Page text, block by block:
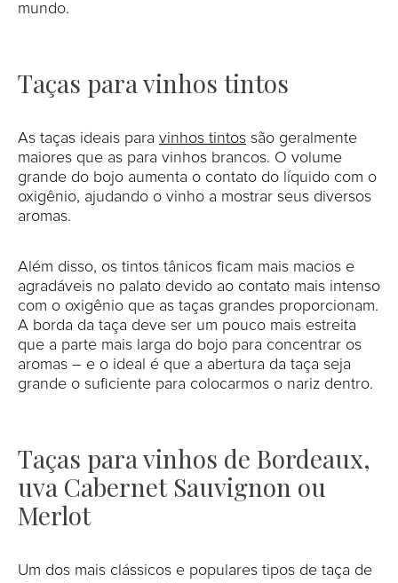
mundo.
Taças para vinhos tintos
As taças ideais para vinhos tintos são geralmente
maiores que as para vinhos brancos. O volume
grande do bojo aumenta o contato do líquido com o
oxigênio, ajudando o vinho a mostrar seus diversos
aromas.
Além disso, os tintos tânicos ficam mais macios e
agradáveis no palato devido ao contato mais intenso
com o oxigênio que as taças grandes proporcionam.
A borda da taça deve ser um pouco mais estreita
que a parte mais larga do bojo para concentrar os
aromas – e o ideal é que a abertura da taça seja
grande o suficiente para colocarmos o nariz dentro.
Taças para vinhos de Bordeaux,
uva Cabernet Sauvignon ou
Merlot
Um dos mais clássicos e populares tipos de taça de